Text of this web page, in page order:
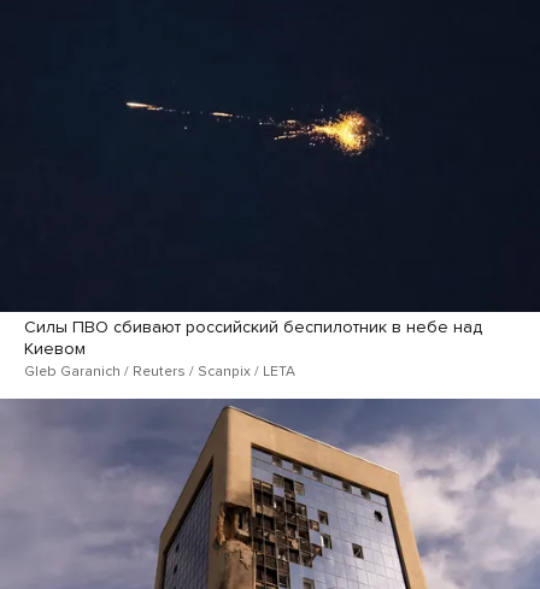
Силы ПВО сбивают российский беспилотник в небе над
Киевом
Gleb Garanich / Reuters / Scanpix / LETA